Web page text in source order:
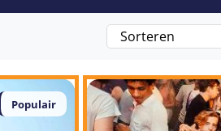
Populair